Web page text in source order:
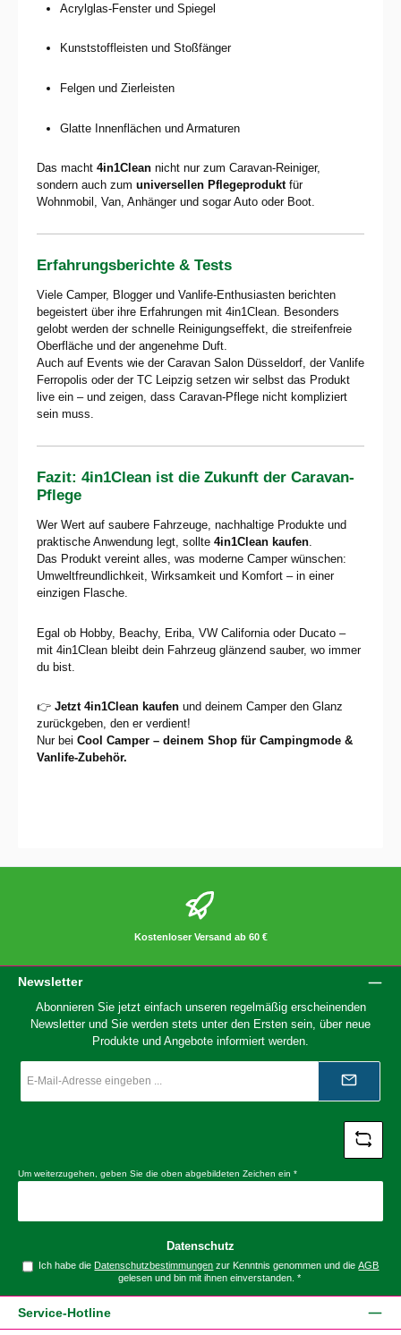
Acrylglas-Fenster und Spiegel
Kunststoffleisten und Stoßfänger
Felgen und Zierleisten
Glatte Innenflächen und Armaturen
Das macht 4in1Clean nicht nur zum Caravan-Reiniger,
sondern auch zum universellen Pflegeproduktfür
Wohnmobil, Van, Anhänger und sogar Auto oder Boot.
Erfahrungsberichte & Tests
Viele Camper, Blogger und Vanlife-Enthusiasten berichten
begeistert über ihre Erfahrungen mit 4in1Clean. Besonders
gelobt werden der schnelle Reinigungseffekt, die streifenfreie
Oberfläche und der angenehme Duft.
Auch auf Events wie der Caravan Salon Düsseldorf, der Vanlife
Ferropolis oder der TC Leipzig setzen wir selbst das Produkt
live ein – und zeigen, dass Caravan-Pflege nicht kompliziert
sein muss.
Fazit: 4in1Clean ist die Zukunft der Caravan-
Pflege
Wer Wert auf saubere Fahrzeuge, nachhaltige Produkte und
praktische Anwendung legt, sollte 4in1Clean kaufen.
Das Produkt vereint alles, was moderne Camper wünschen:
Umweltfreundlichkeit, Wirksamkeit und Komfort – in einer
einzigen Flasche.
Egal ob Hobby, Beachy, Eriba, VW California oder Ducato –
mit 4in1Clean bleibt dein Fahrzeug glänzend sauber, wo immer
du bist.
👉 Jetzt 4in1Clean kaufen und deinem Camper den Glanz
zurückgeben, den er verdient!
Nur bei Cool Camper – deinem Shop für Campingmode &
Vanlife-Zubehör.
Kostenloser Versand ab 60 €
Newsletter
Abonnieren Sie jetzt einfach unseren regelmäßig erscheinenden
Newsletter und Sie werden stets unter den Ersten sein, über neue
Produkte und Angebote informiert werden.
Mail-
*
Um weiterzugehen, geben Sie die oben abgebildeten Zeichen ein *
Datenschutz
Ich habe dieDatenschutzbestimmungen zur Kenntnis genommen und dieAGB
gelesen und bin mit ihnen einverstanden. *
Service-Hotline